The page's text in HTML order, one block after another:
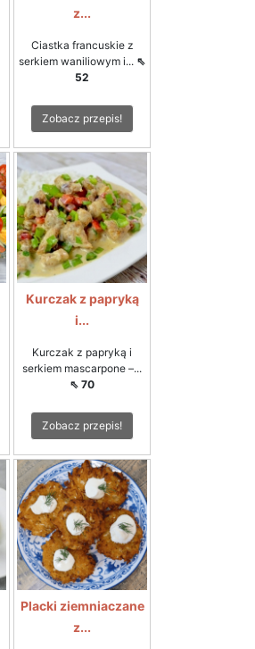
z...
Ciastka francuskie z
serkiem waniliowym i... ⇖
52
Zobacz przepis!
Kurczak z papryką
i...
Kurczak z papryką i
serkiem mascarpone –...
⇖ 70
Zobacz przepis!
Placki ziemniaczane
z...